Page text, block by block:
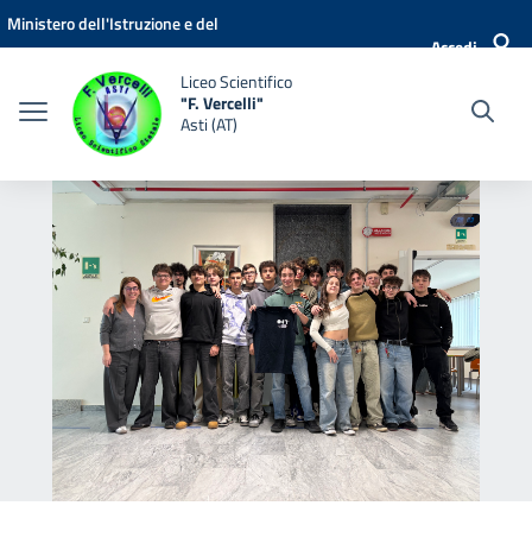
Vai ai contenuti
Vai al menu di navigazione
Vai al footer
Ministero dell'Istruzione e del
Accedi
Liceo Scientifico
"F. Vercelli"
Asti (AT)